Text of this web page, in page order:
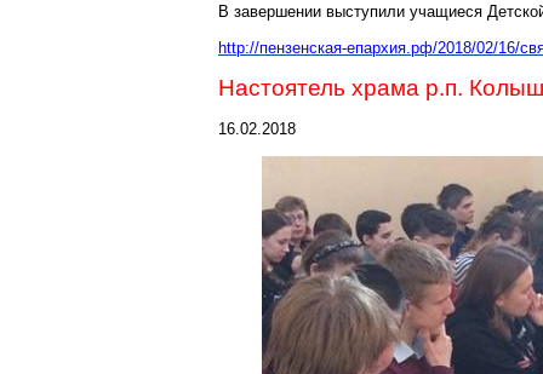
В завершении выступили учащиеся
http://пензенская-епархия.рф/2018/02/16/
Настоятель храма р.п.
16.02.2018